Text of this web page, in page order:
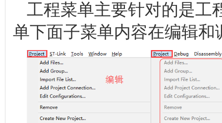
工程菜单主要针对的是工
单下面子菜单内容在编辑